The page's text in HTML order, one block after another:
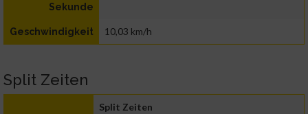
Sekunde
Geschwindigkeit 10,03 km/h
Split Zeiten
Split Zeiten